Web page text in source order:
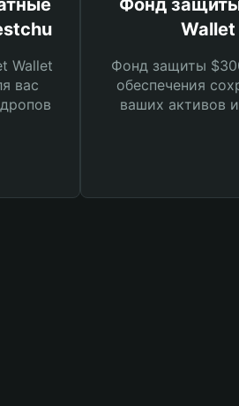
Wallet
вас
Фонд
Wallet
Фонд защиты
обеспечения
ваших активов